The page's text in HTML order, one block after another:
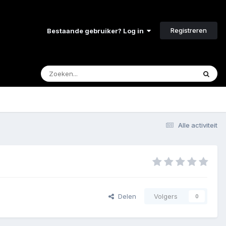
Bestaande gebruiker? Log in Registreren
Alle activiteit
Delen Volgers 0